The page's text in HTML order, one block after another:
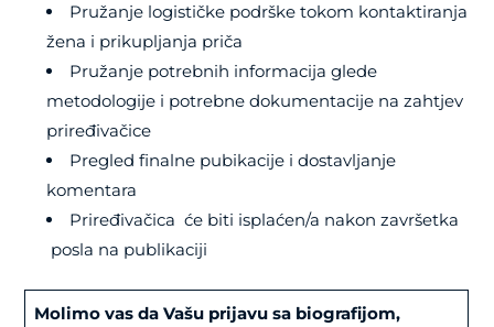
Pružanje logističke podrške tokom kontaktiranja
žena i prikupljanja priča
Pružanje potrebnih informacija glede
metodologije i potrebne dokumentacije na zahtjev
priređivačice
Pregled finalne pubikacije i dostavljanje
komentara
Priređivačica će biti isplaćen/a nakon završetka
posla na publikaciji
Molimo vas da Vašu prijavu sa biografijom,